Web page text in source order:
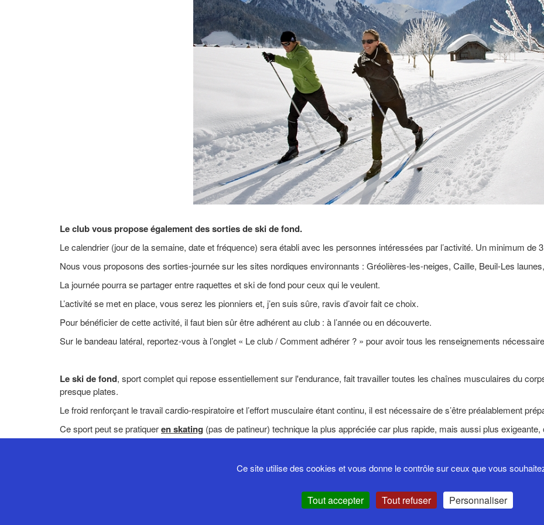
Le club vous propose également des sorties de ski de fond.
Le calendrier (jour de la semaine, date et fréquence) sera établi avec les personnes intéressées par l’activité. Un minimum de
Nous vous proposons des sorties-journée sur les sites nordiques environnants : Gréolières-les-neiges, Caille, Beuil-Les
La journée pourra se partager entre raquettes et ski de fond pour ceux qui le veulent.
L’activité se met en place, vous serez les pionniers et, j’en suis sûre, ravis d’avoir fait ce choix.
Pour bénéficier de cette activité, il faut bien sûr être adhérent au club : à l’année ou en découverte.
Sur le bandeau latéral, reportez-vous à l’onglet « Le club / Comment adhérer ? » pour avoir tous les renseignements
Le ski de fond, sport complet qui repose essentiellement sur l'endurance, fait travailler toutes les chaînes musculaires du
presque plates.
Le froid renforçant le travail cardio-respiratoire et l’effort musculaire étant continu, il est nécessaire de s’être préalablement
Ce sport peut se pratiqueren skating (pas de patineur) technique la plus appréciée car plus rapide, mais aussi plus exigeante,
davantage à une marche glissée. Cette technique est adaptée à tous.
Ce site utilise des cookies et vous donne le contrôle sur ceux que vous
Tout accepter Tout refuser Personnaliser